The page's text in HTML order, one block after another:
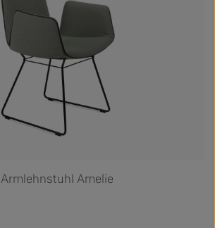
Armlehnstuhl Amelie